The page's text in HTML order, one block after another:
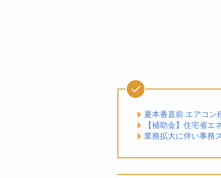
夏本番直前 エアコン
【補助金】住宅省エ
業務拡大に伴い事務